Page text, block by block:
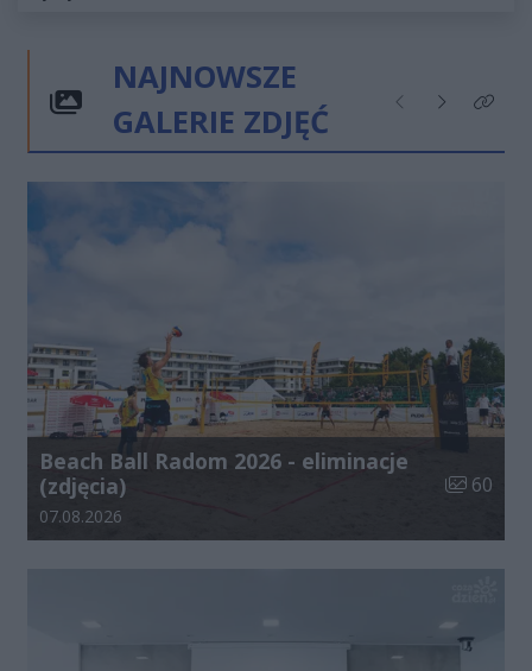
NAJNOWSZE
GALERIE ZDJĘĆ
Poprzednie
NastępneKliknij
Beach Ball Radom 2026 - eliminacje
(zdjęcia)
Liczba
60
Data dodania galerii:
07.08.2026